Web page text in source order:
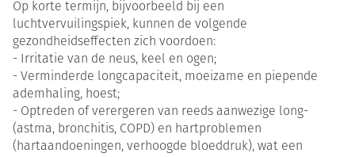
Op korte termijn, bijvoorbeeld bij een
luchtvervuilingspiek, kunnen de volgende
gezondheidseffecten zich voordoen:
- Irritatie van de neus, keel en ogen;
- Verminderde longcapaciteit, moeizame en piepende
ademhaling, hoest;
- Optreden of verergeren van reeds aanwezige long-
(astma, bronchitis, COPD) en hartproblemen
(hartaandoeningen, verhoogde bloeddruk), wat een